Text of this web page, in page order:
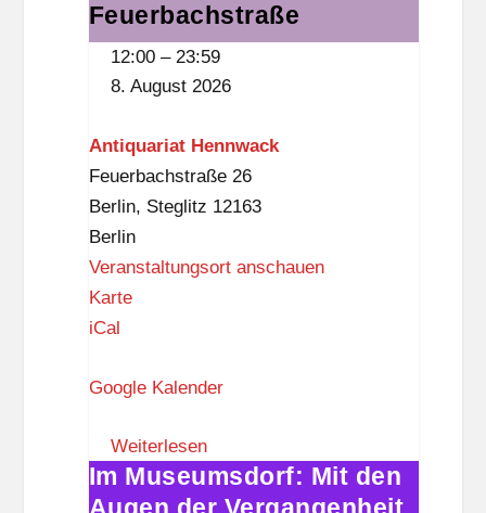
d
-
B
n
n
-
B
i
b
o
h
e
k
Jahr
Hennwack
Feuerbachstraße
12:00 – 23:59
8. August 2026
Antiquariat Hennwack
Feuerbachstraße 26
Berlin, Steglitz 12163
Berlin
Veranstaltungsort anschauen
KarteA
i
u
a
iCal
Google Kalender
Weiterlesen
Im
Museumsdorf:
Im Museumsdorf: Mit den